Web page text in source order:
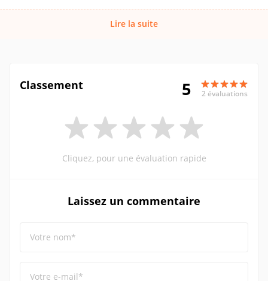
Lire la suite
Classement 5 2 évaluations
Cliquez, pour une évaluation rapide
Laissez un commentaire
Votre nom*
Votre e-mail*